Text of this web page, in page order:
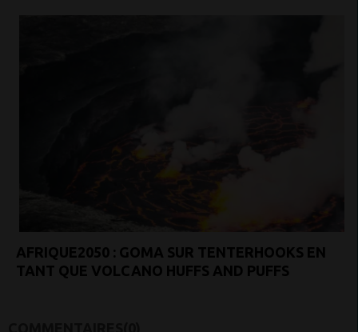
AFRIQUE2050 : GOMA SUR TENTERHOOKS EN
TANT QUE VOLCANO HUFFS AND PUFFS